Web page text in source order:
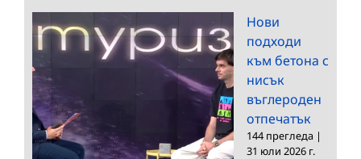
Нови
подходи
към бетона с
нисък
въглероден
отпечатък
144 прегледа |
31 юли 2026 г.